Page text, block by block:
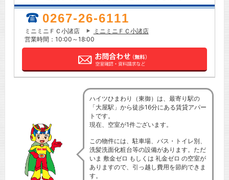
0267-26-6111
ミニミニＦＣ小諸店
ミニミニＦＣ小諸店
営業時間：10:00～18:00
ハイツひまわり（東御）は、最寄り駅の
「大屋駅」から徒歩16分にある賃貸アパー
トです。
現在、空室が1件ございます。
この物件には、駐車場、バス・トイレ別、
洗髪洗面化粧台等の設備があります。ただ
いま 敷金ゼロ もしくは 礼金ゼロ の空室が
ありますので、引っ越し費用を節約できま
す。